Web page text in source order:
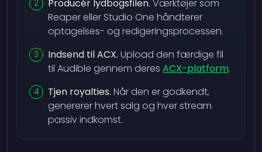
Producér lydbogsfilen. Værktøjer som
Reaper eller Studio One håndterer
optagelses- og redigeringsprocessen.
Indsend til ACX. Upload den færdige fil
til Audible gennem deresACX-platform.
Tjen royalties. Når den er godkendt,
genererer hvert salg og hver stream
passiv indkomst.